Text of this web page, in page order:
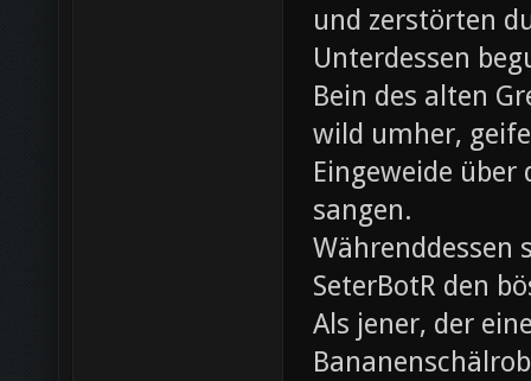
und zerstörten
Unterdessen
Bein des alten
wild umher,
Eingeweide
sangen.
Währenddessen
SeterBotR den
Als jener, der